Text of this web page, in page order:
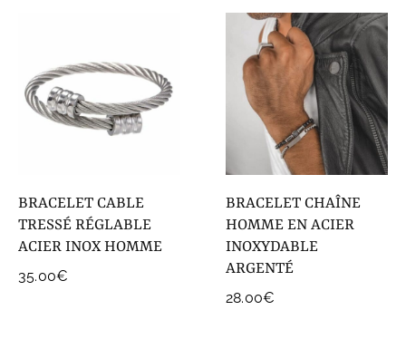
BRACELET CABLE
TRESSÉ RÉGLABLE
ACIER INOX HOMME
35.00€
BRACELET CHAÎNE
HOMME EN ACIER
INOXYDABLE
ARGENTÉ
28.00€